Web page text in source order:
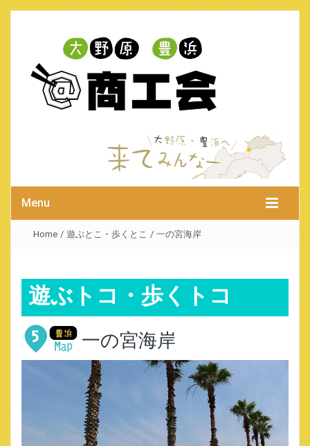
Menu
Home / 遊ぶとこ・歩くとこ / 一の宮海岸
遊ぶトコ・歩くトコ
一の宮海岸